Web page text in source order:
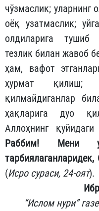
чўзмаслик; уларнинг
оёқ узатмаслик;
олдиларига тушиб
тезлик билан жавоб
ҳам, вафот
ҳурмат қилиш;
қилмайдиганлар
ҳақларига дуо
Аллоҳнинг
Раббим! Мени
(Исро сураси, 24-оят).
“Ислом нури”